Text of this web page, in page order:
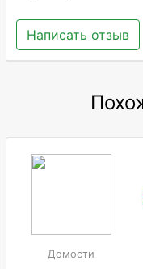
Написать отзыв
Домости